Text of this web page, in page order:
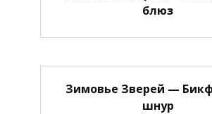
блюз
Зимовье Зверей —
шнур